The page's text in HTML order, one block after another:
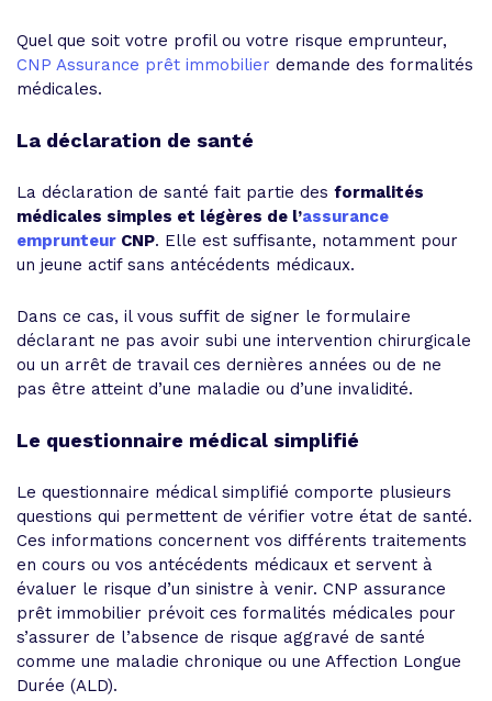
Quel que soit votre profil ou votre risque emprunteur,
CNP Assurance prêt immobilier demande des formalités
médicales.
La déclaration de santé
La déclaration de santé fait partie des formalités
médicales simples et légères de l’assurance
emprunteur CNP. Elle est suffisante, notamment pour
un jeune actif sans antécédents médicaux.
Dans ce cas, il vous suffit de signer le formulaire
déclarant ne pas avoir subi une intervention chirurgicale
ou un arrêt de travail ces dernières années ou de ne
pas être atteint d’une maladie ou d’une invalidité.
Le questionnaire médical simplifié
Le questionnaire médical simplifié comporte plusieurs
questions qui permettent de vérifier votre état de santé.
Ces informations concernent vos différents traitements
en cours ou vos antécédents médicaux et servent à
évaluer le risque d’un sinistre à venir. CNP assurance
prêt immobilier prévoit ces formalités médicales pour
s’assurer de l’absence de risque aggravé de santé
comme une maladie chronique ou une Affection Longue
Durée (ALD).